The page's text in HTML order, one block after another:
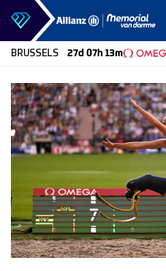
Skip to content
BRUSSELS 27d 07h 13m